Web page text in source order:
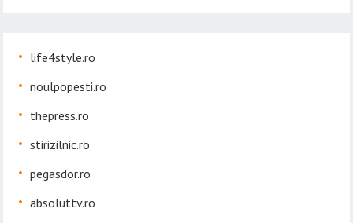
life4style.ro
noulpopesti.ro
thepress.ro
stirizilnic.ro
pegasdor.ro
absoluttv.ro